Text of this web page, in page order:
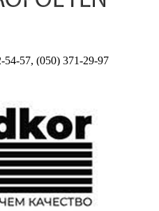
54-57, (050) 371-29-97